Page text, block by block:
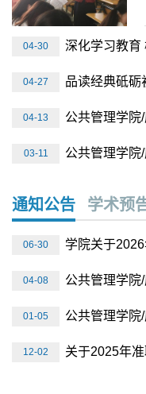
04-30 深化学习教育 树立和践行
04-27 品读经典砥砺初心：田明
04-13 公共管理学院/应急管
03-11 公共管理学院/应急管
通知公告 学术预
06-30 学院关于2026年
04-08 公共管理学院/应急管
01-05 公共管理学院/应急管
12-02 关于2025年准